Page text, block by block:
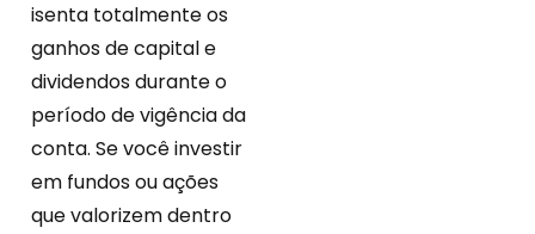
isenta totalmente os
ganhos de capital e
dividendos durante o
período de vigência da
conta. Se você investir
em fundos ou ações
que valorizem dentro